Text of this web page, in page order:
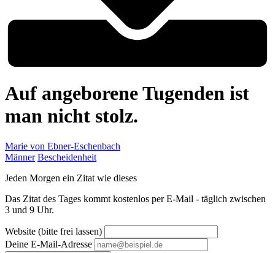
Auf angeborene Tugenden ist
man nicht stolz.
Marie von Ebner-Eschenbach
Männer Bescheidenheit
Jeden Morgen ein Zitat wie dieses
Das Zitat des Tages kommt kostenlos per E-Mail - täglich zwischen
3 und 9 Uhr.
Website (bitte frei lassen)
Deine E-Mail-Adresse